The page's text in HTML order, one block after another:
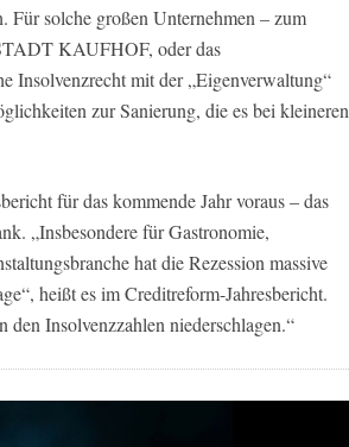
Für solche großen Unternehmen – zum
KAUFHOF, oder das
Insolvenzrecht mit der „Eigenverwaltung“
zur Sanierung, die es bei kleineren
für das kommende Jahr voraus – das
„Insbesondere für Gastronomie,
hat die Rezession massive
heißt es im Creditreform-Jahresbericht.
den Insolvenzzahlen niederschlagen.“